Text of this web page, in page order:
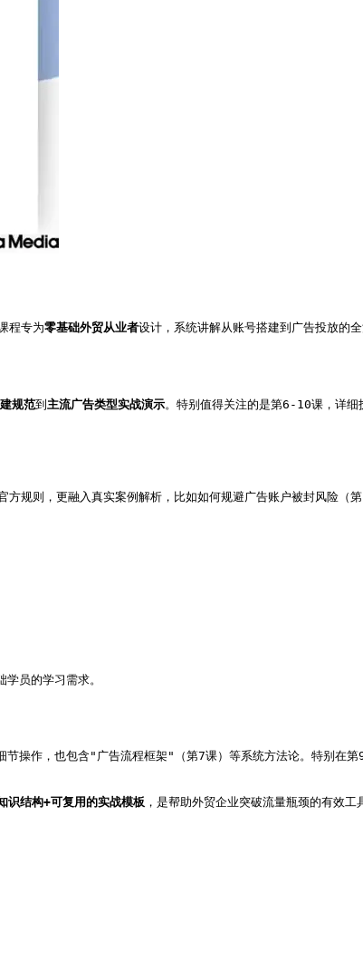
程专为零基础外贸从业者设计，系统讲解从账号搭建到广告投放
规范到 主流广告类型实战演示。特别值得关注的是第6-10课，详
方规则，更融入真实案例解析，比如如何规避广告账户被封风险（
础学员的学习需求。
节操作，也包含"广告流程框架"（第7课）等系统方法论。特别在
识结构+可复用的实战模板 ，是帮助外贸企业突破流量瓶颈的有效工